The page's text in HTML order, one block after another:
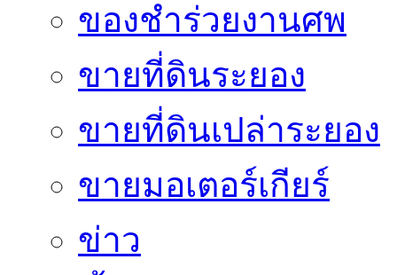
ของชำร่วยงานศพ
ขายที่ดินระยอง
ขายที่ดินเปล่าระยอง
ขายมอเตอร์เกียร์
ข่าว